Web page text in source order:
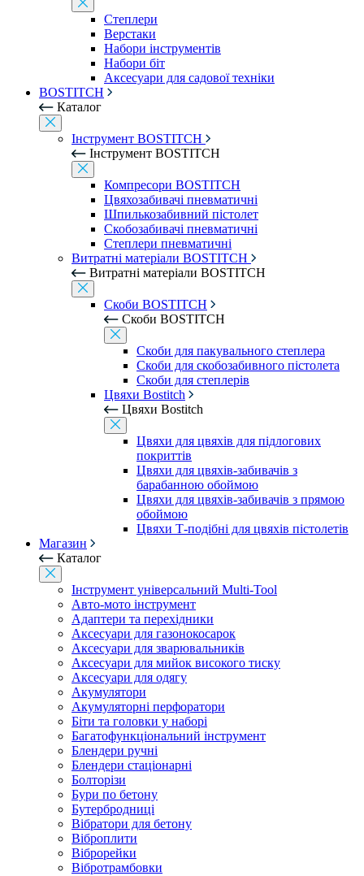
Степлери
Верстаки
Набори інструментів
Набори біт
Аксесуари для садової техніки
BOSTITCH
Каталог
Інструмент BOSTITCH
Інструмент BOSTITCH
Компресори BOSTITCH
Цвяхозабивачі пневматичні
Шпилькозабивний пістолет
Скобозабивачі пневматичні
Степлери пневматичні
Витратні матеріали BOSTITCH
Витратні матеріали BOSTITCH
Скоби BOSTITCH
Скоби BOSTITCH
Скоби для пакувального степлера
Скоби для скобозабивного пістолета
Скоби для степлерів
Цвяхи Bostitch
Цвяхи Bostitch
Цвяхи для цвяхів для підлогових
покриттів
Цвяхи для цвяхів-забивачів з
барабанною обоймою
Цвяхи для цвяхів-забивачів з прямою
обоймою
Цвяхи Т-подібні для цвяхів пістолетів
Магазин
Каталог
Інструмент універсальний Multi-Tool
Авто-мото інструмент
Адаптери та перехідники
Аксесуари для газонокосарок
Аксесуари для зварювальників
Аксесуари для мийок високого тиску
Аксесуари для одягу
Акумулятори
Акумуляторні перфоратори
Біти та головки у наборі
Багатофункціональний інструмент
Блендери ручні
Блендери стаціонарні
Болторізи
Бури по бетону
Бутербродниці
Вібратори для бетону
Віброплити
Віброрейки
Вібротрамбовки